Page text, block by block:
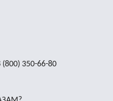
(800) 350-66-80